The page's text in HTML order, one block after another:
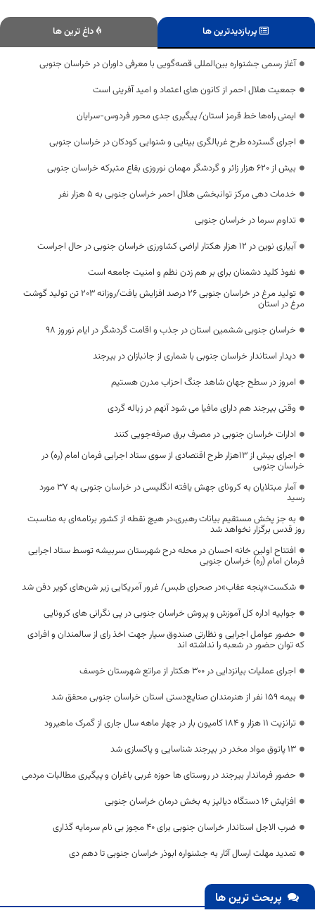
پربازدیدترین ها داغ ترین ها
آغاز رسمی جشنواره بین‌المللی قصه‌گویی با معرفی داوران در خراسان جنوبی
جمعیت هلال احمر از کانون های اعتماد و امید آفرینی است
ایمنی راه‌ها خط قرمز استان/ پیگیری جدی محور فردوس-سرایان
اجرای گسترده طرح غربالگری بینایی و شنوایی کودکان در خراسان جنوبی
بیش از ۶۲۰ هزار زائر و گردشگر مهمان نوروزی بقاع متبرکه خراسان جنوبی
خدمات دهی مرکز توانبخشی هلال احمر خراسان جنوبی به ۵ هزار نفر
تداوم سرما در خراسان جنوبی
آبیاری نوین در ۱۲ هزار هکتار اراضی کشاورزی خراسان جنوبی در حال اجراست
نفوذ کلید دشمنان برای بر هم زدن نظم و امنیت جامعه است
تولید مرغ در خراسان جنوبی ۲۶ درصد افزایش یافت/روزانه ۲۰۳ تن تولید گوشت
مرغ در استان
خراسان جنوبی ششمین استان در جذب و اقامت گردشگر در ایام نوروز 98
دیدار استاندار خراسان جنوبی با شماری از جانبازان در بیرجند
امروز در سطح جهان شاهد جنگ احزاب مدرن هستیم
وقتی بیرجند هم دارای مافیا می شود آنهم در زباله گردی
ادارات خراسان جنوبی در مصرف برق صرفه‌جویی کنند
اجرای بیش از ۱۳هزار طرح اقتصادی از سوی ستاد اجرایی فرمان امام (ره) در
خراسان جنوبی
آمار مبتلایان به کرونای جهش یافته انگلیسی در خراسان جنوبی به ۳۷ مورد
رسید
به جز پخش مستقیم بیانات رهبری،در هیچ‌ نقطه از کشور برنامه‌ای به مناسبت
روز قدس برگزار نخواهد شد
افتتاح اولین خانه احسان در محله درح شهرستان سربیشه توسط ستاد اجرایی
فرمان امام (ره) خراسان جنوبی
شکست«پنجه عقاب»در صحرای طبس/ غرور آمریکایی زیر شن‌های کویر دفن شد
جوابیه اداره کل آموزش و پروش خراسان جنوبی در پی نگرانی های کرونایی
حضور عوامل اجرایی و نظارتی صندوق سیار جهت اخذ رای از سالمندان و افرادی
که توان حضور در شعبه را نداشته اند
اجرای عملیات بیانزدایی در ۳۰۰ هکتار از مراتع شهرستان خوسف
بیمه ۱۵۹ نفر از هنرمندان صنایع‌دستی استان خراسان جنوبی محقق شد
ترانزیت ۱۱ هزار و ۱۸۴ کامیون بار در چهار ماهه سال جاری از گمرک ماهیرود
۱۳ پاتوق مواد مخدر در بیرجند شناسایی و پاکسازی شد
حضور فرماندار بیرجند در روستای ها حوزه غربی باغران و پیگیری مطالبات مردمی
افزایش ۱۶ دستگاه دیالیز به بخش درمان خراسان جنوبی
ضرب الاجل استاندار خراسان جنوبی برای ۴۰ مجوز بی نام سرمایه گذاری
تمدید مهلت ارسال آثار به جشنواره ابوذر خراسان جنوبی تا دهم دی
پربحث ترین ها